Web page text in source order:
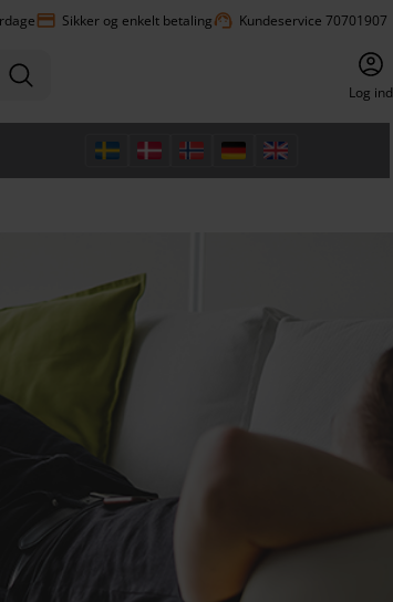
payment Sikker og enkelt betalingsupport_agent Kundeservice 70701907
Log ind